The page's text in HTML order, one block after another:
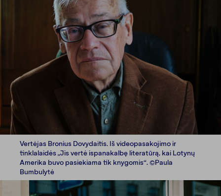
Vertėjas Bronius Dovydaitis. Iš videopasakojimo ir
tinklalaidės „Jis vertė ispanakalbę literatūrą, kai Lotynų
Amerika buvo pasiekiama tik knygomis“. ©Paula
Bumbulytė